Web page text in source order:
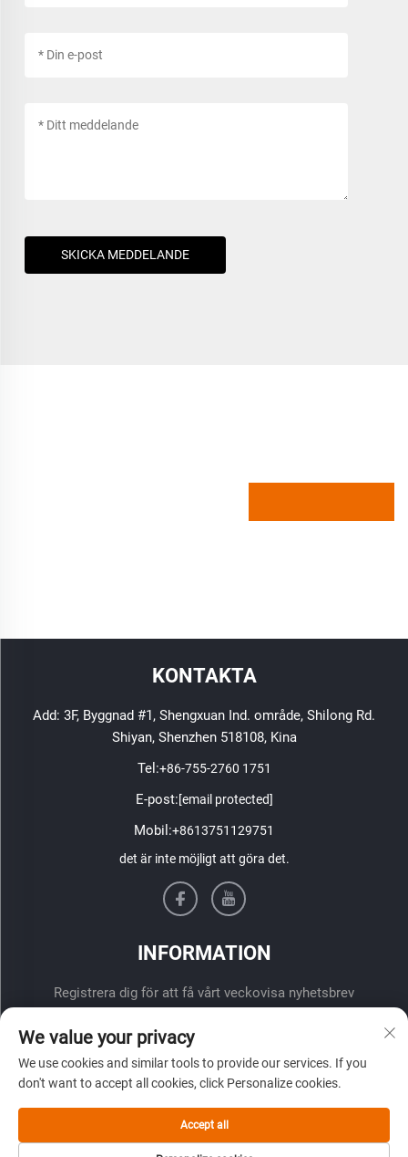
SKICKA MEDDELANDE
KONTAKTA
Add: 3F, Byggnad #1, Shengxuan Ind. område, Shilong Rd.
Shiyan, Shenzhen 518108, Kina
Tel:+86-755-2760 1751
E-post:[email protected]
Mobil:+8613751129751
det är inte möjligt att göra det.
INFORMATION
Registrera dig för att få vårt veckovisa nyhetsbrev
ÖVERLÄMNA
We value your privacy
We use cookies and similar tools to provide our services. If you
don't want to accept all cookies, click Personalize cookies.
Accept all